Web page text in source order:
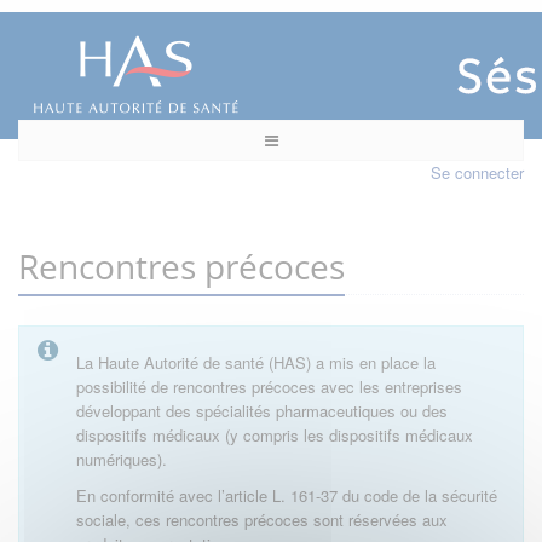
Se connecter
Rencontres précoces
La Haute Autorité de santé (HAS) a mis en place la
possibilité de rencontres précoces avec les entreprises
développant des spécialités pharmaceutiques ou des
dispositifs médicaux (y compris les dispositifs médicaux
numériques).
En conformité avec l’article L. 161-37 du code de la sécurité
sociale, ces rencontres précoces sont réservées aux